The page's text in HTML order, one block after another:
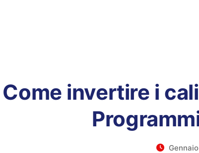
Come invertire i